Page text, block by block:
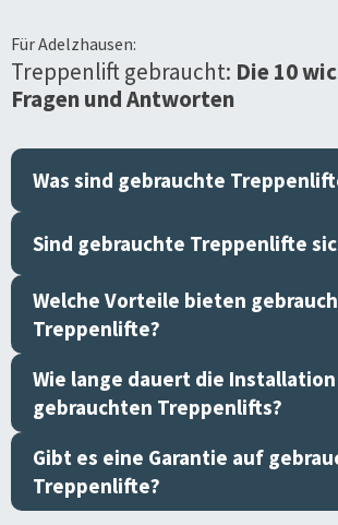
FürAdelzhausen:
Treppenlift gebraucht: Die 10
Fragen und Antworten
Was sind gebrauchte
Sind gebrauchte Treppenlifte
Welche Vorteile bieten
Treppenlifte?
Wie lange dauert die
gebrauchten Treppenlifts?
Gibt es eine Garantie auf
Treppenlifte?